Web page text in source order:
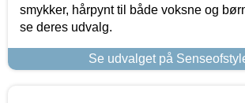
smykker, hårpynt til både voksne og
se deres udvalg.
Se udvalget på